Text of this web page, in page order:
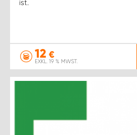
ist.
12 €
EXKL. 19 % MWST.